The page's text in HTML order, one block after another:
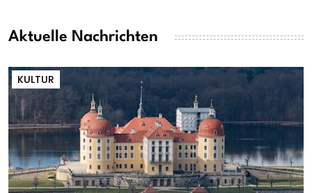
Aktuelle Nachrichten
KULTUR